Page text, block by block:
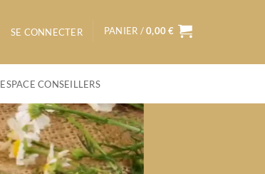
SE CONNECTER PANIER /0,00€
ESPACE CONSEILLERS